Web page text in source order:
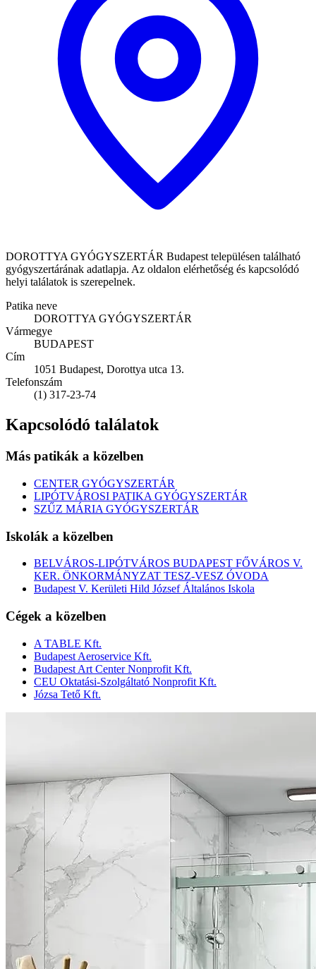
DOROTTYA GYÓGYSZERTÁR Budapest településen található
gyógyszertárának adatlapja. Az oldalon elérhetőség és kapcsolódó
helyi találatok is szerepelnek.
Patika neve
DOROTTYA GYÓGYSZERTÁR
Vármegye
BUDAPEST
Cím
1051 Budapest, Dorottya utca 13.
Telefonszám
(1) 317-23-74
Kapcsolódó találatok
Más patikák a közelben
CENTER GYÓGYSZERTÁR
LIPÓTVÁROSI PATIKA GYÓGYSZERTÁR
SZŰZ MÁRIA GYÓGYSZERTÁR
Iskolák a közelben
BELVÁROS-LIPÓTVÁROS BUDAPEST FŐVÁROS V.
KER. ÖNKORMÁNYZAT TESZ-VESZ ÓVODA
Budapest V. Kerületi Hild József Általános Iskola
Cégek a közelben
A TABLE Kft.
Budapest Aeroservice Kft.
Budapest Art Center Nonprofit Kft.
CEU Oktatási-Szolgáltató Nonprofit Kft.
Józsa Tető Kft.